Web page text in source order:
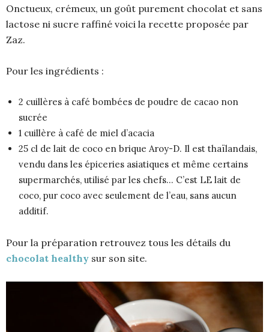
Onctueux, crémeux, un goût purement chocolat et sans
lactose ni sucre raffiné voici la recette proposée par
Zaz.
Pour les ingrédients :
2 cuillères à café bombées de poudre de cacao non
sucrée
1 cuillère à café de miel d’acacia
25 cl de lait de coco en brique Aroy-D. Il est thaïlandais,
vendu dans les épiceries asiatiques et même certains
supermarchés, utilisé par les chefs… C’est LE lait de
coco, pur coco avec seulement de l’eau, sans aucun
additif.
Pour la préparation retrouvez tous les détails du
chocolat healthy sur son site.